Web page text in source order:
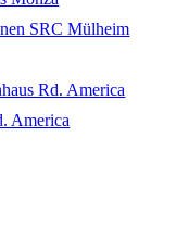
SRC Mülheim
Rd. America
America